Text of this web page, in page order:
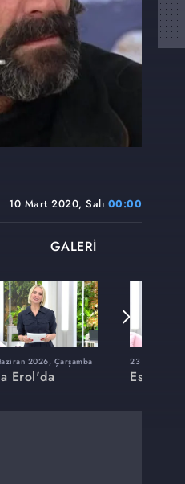
10 Mart 2020, Salı 00:00
GALERİ
2026, Çarşamba
Erol'da
23 Haziran
Esra